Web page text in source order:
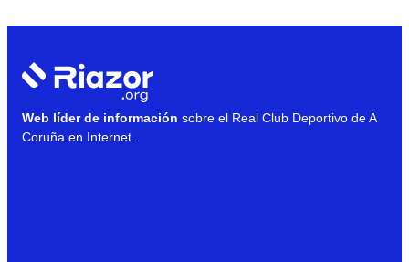
Web líder de información sobre el Real Club Deportivo de A
Coruña en Internet.